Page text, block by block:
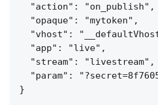
  "action": "on_publish",
  "opaque": "mytoken",
"vhost":
  "app": "live",
  "stream": "livestream",
"param":
}